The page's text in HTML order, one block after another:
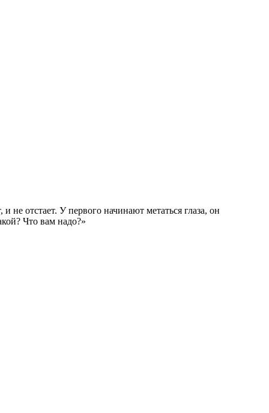
отстает. У первого начинают метаться глаза, он
Что вам надо?»